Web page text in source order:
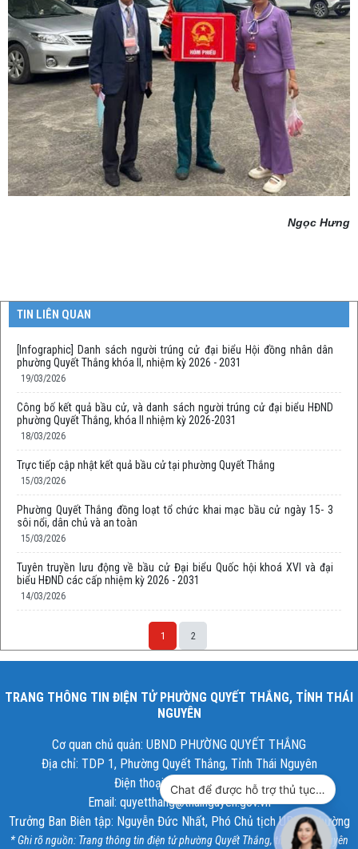
Ngọc Hưng
TIN LIÊN QUAN
[Infographic] Danh sách người trúng cử đại biểu Hội đồng nhân dân
phường Quyết Thắng khóa II, nhiệm kỳ 2026 - 2031
19/03/2026
Công bố kết quả bầu cử, và danh sách người trúng cử đại biểu HĐND
phường Quyết Thắng, khóa II nhiệm kỳ 2026-2031
18/03/2026
Trực tiếp cập nhật kết quả bầu cử tại phường Quyết Thắng
15/03/2026
Phường Quyết Thắng đồng loạt tổ chức khai mạc bầu cử ngày 15- 3
sôi nổi, dân chủ và an toàn
15/03/2026
Tuyên truyền lưu động về bầu cử Đại biểu Quốc hội khoá XVI và đại
biểu HĐND các cấp nhiệm kỳ 2026 - 2031
14/03/2026
1 2
TRANG THÔNG TIN ĐIỆN TỬ PHƯỜNG QUYẾT THẮNG, TỈNH THÁI
NGUYÊN
Cơ quan chủ quản: UBND PHƯỜNG QUYẾT THẮNG
Địa chỉ: TDP 1, Phường Quyết Thắng, Tỉnh Thái Nguyên
Điện thoại: 02083.546.007
Email: quyetthang@thainguyen.gov.vn
Trưởng Ban Biên tập: Nguyễn Đức Nhất, Phó Chủ tịch UBND phường
* Ghi rõ nguồn: Trang thông tin điện tử phường Quyết Thắng, tỉnh Thái Nguyên
Chat để được hỗ trợ thủ tục hành chính công